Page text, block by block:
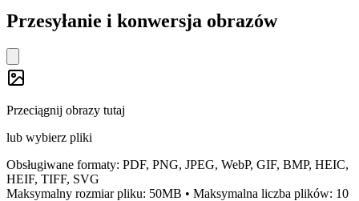
Przesyłanie i konwersja obrazów
Przeciągnij obrazy tutaj
lub wybierz pliki
Obsługiwane formaty: PDF, PNG, JPEG, WebP, GIF, BMP, HEIC,
HEIF, TIFF, SVG
Maksymalny rozmiar pliku: 50MB • Maksymalna liczba plików: 10